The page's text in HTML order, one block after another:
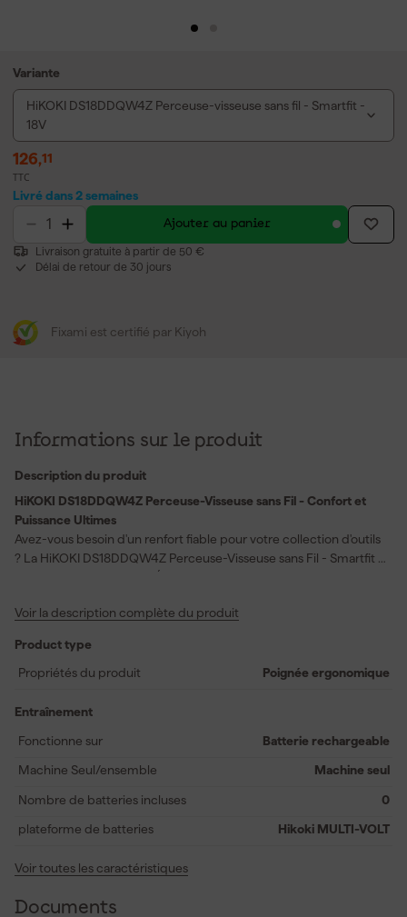
Variante
HiKOKI DS18DDQW4Z Perceuse-visseuse sans fil - Smartfit -
18V
126,11
TTC
Livré dans 2 semaines
Ajouter au panier
Livraison gratuite à partir de 50 €
Délai de retour de 30 jours
Fixami est certifié par Kiyoh
Informations sur le produit
Description du produit
HiKOKI DS18DDQW4Z Perceuse-Visseuse sans Fil - Confort et
Puissance Ultimes
Avez-vous besoin d'un renfort fiable pour votre collection d'outils
? La HiKOKI DS18DDQW4Z Perceuse-Visseuse sans Fil - Smartfit -
mais offre aussi un grand confort d'utilisation grâce à sa poignée
jusqu'à 36 mm ou du métal jusqu'à 13 mm, cette machine offre un
couple de serrage maximal de 55 Newton et une vitesse à vide
mandrin avec une capacité allant jusqu'à 13 mm rend cette
travailler de manière fluide et efficace, à chaque utilisation. Faites
de nouveaux pas dans l'artisanat et découvrez comment cette
meilleurs.
Voir la description complète du produit
Product type
Propriétés du produit
Poignée ergonomique
Entraînement
Fonctionne sur
Batterie rechargeable
Machine Seul/ensemble Machine seul
Nombre de batteries incluses 0
plateforme de batteries Hikoki MULTI-VOLT
Voir toutes les caractéristiques
Documents